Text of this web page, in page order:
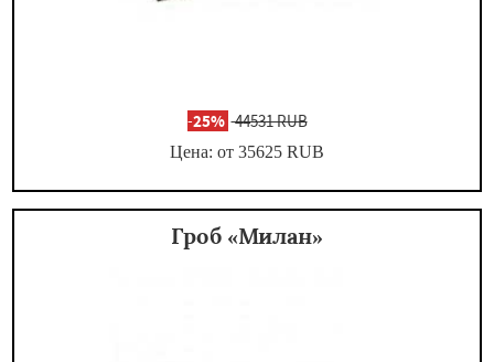
-25% 44531 RUB
Цена: от 35625 RUB
Гроб «Милан»